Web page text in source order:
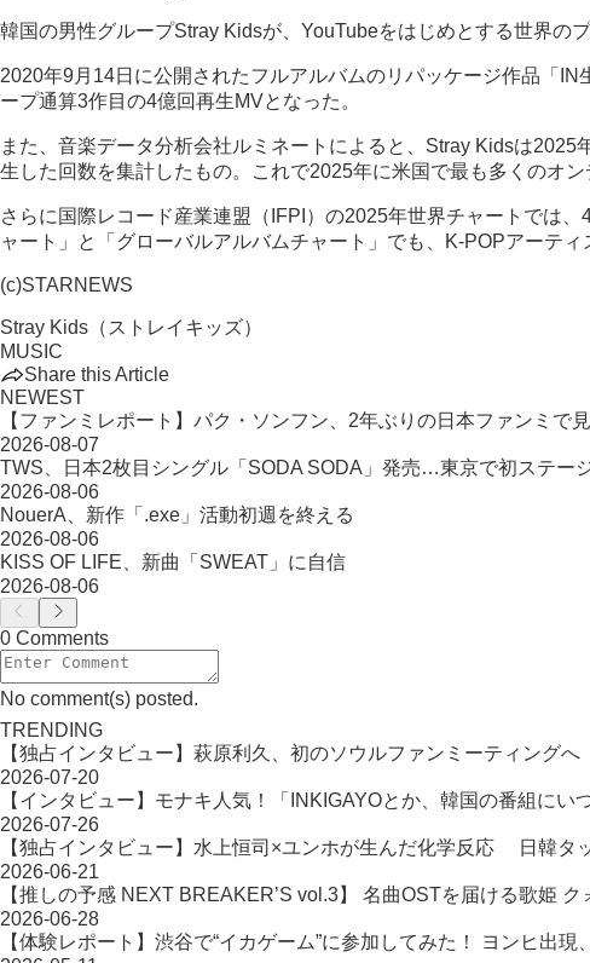
韓国の男性グループStray Kidsが、YouTubeをはじめとする世界の
2020年9月14日に公開されたフルアルバムのリパッケージ作品「
ープ通算3作目の4億回再生MVとなった。
また、音楽データ分析会社ルミネートによると、Stray Kidsは
生した回数を集計したもの。これで2025年に米国で最も多くのオ
さらに国際レコード産業連盟（IFPI）の2025年世界チャートでは
ャート」と「グローバルアルバムチャート」でも、K-POPアーティ
(c)STARNEWS
Stray Kids（ストレイキッズ）
MUSIC
Share this Article
NEWEST
【ファンミレポート】パク・ソンフン、2年ぶりの日本ファンミ
2026-08-07
TWS、日本2枚目シングル「SODA SODA」発売…東京で初ステー
2026-08-06
NouerA、新作「.exe」活動初週を終える
2026-08-06
KISS OF LIFE、新曲「SWEAT」に自信
2026-08-06
0 Comments
No comment(s) posted.
TRENDING
【独占インタビュー】萩原利久、初のソウルファンミーティング
2026-07-20
【インタビュー】モナキ人気！「INKIGAYOとか、韓国の番組にい
2026-07-26
【独占インタビュー】水上恒司×ユンホが生んだ化学反応 日韓タ
2026-06-21
【推しの予感 NEXT BREAKER’S vol.3】 名曲OSTを届ける歌姫
2026-06-28
【体験レポート】渋谷で“イカゲーム”に参加してみた！ ヨンヒ出